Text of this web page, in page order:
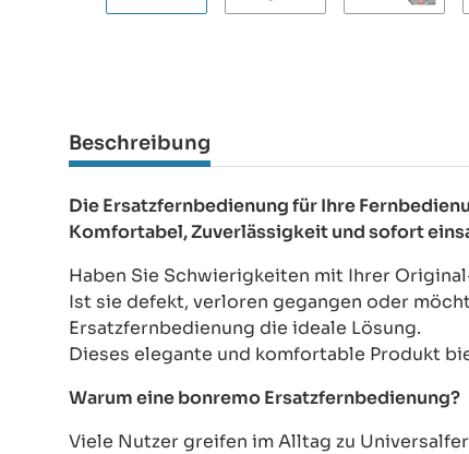
Beschreibung
Die Ersatzfernbedienung für Ihre
Komfortabel, Zuverlässigkeit und sofort
Haben Sie Schwierigkeiten mit Ihrer
Ist sie defekt, verloren gegangen oder
Ersatzfernbedienung die ideale Lösung.
Dieses elegante und komfortable Produkt
Warum eine bonremo Ersatzfernbedienung?
Viele Nutzer greifen im Alltag zu